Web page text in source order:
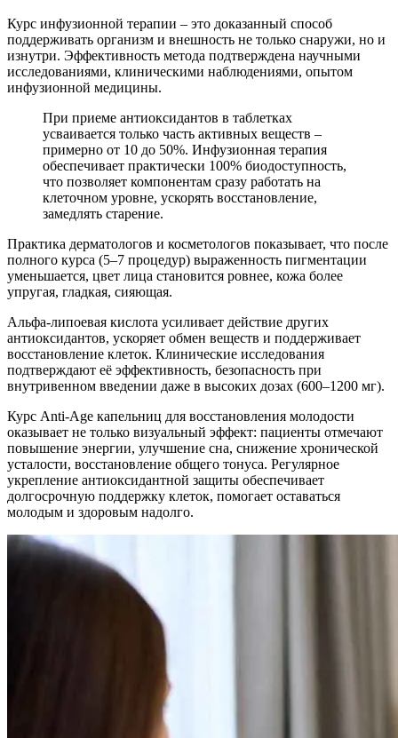
Курс инфузионной терапии – это доказанный способ
поддерживать организм и внешность не только снаружи, но и
изнутри. Эффективность метода подтверждена научными
исследованиями, клиническими наблюдениями, опытом
инфузионной медицины.
При приеме антиоксидантов в таблетках
усваивается только часть активных веществ –
примерно от 10 до 50%. Инфузионная терапия
обеспечивает практически 100% биодоступность,
что позволяет компонентам сразу работать на
клеточном уровне, ускорять восстановление,
замедлять старение.
Практика дерматологов и косметологов показывает, что после
полного курса (5–7 процедур) выраженность пигментации
уменьшается, цвет лица становится ровнее, кожа более
упругая, гладкая, сияющая.
Альфа-липоевая кислота усиливает действие других
антиоксидантов, ускоряет обмен веществ и поддерживает
восстановление клеток. Клинические исследования
подтверждают её эффективность, безопасность при
внутривенном введении даже в высоких дозах (600–1200 мг).
Курс Anti-Age капельниц для восстановления молодости
оказывает не только визуальный эффект: пациенты отмечают
повышение энергии, улучшение сна, снижение хронической
усталости, восстановление общего тонуса. Регулярное
укрепление антиоксидантной защиты обеспечивает
долгосрочную поддержку клеток, помогает оставаться
молодым и здоровым надолго.